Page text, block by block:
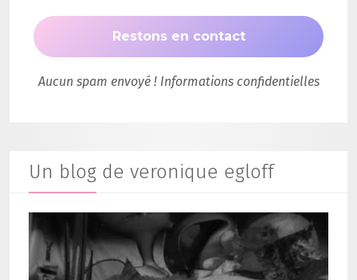
Aucun spam envoyé ! Informations confidentielles
Un blog de veronique egloff